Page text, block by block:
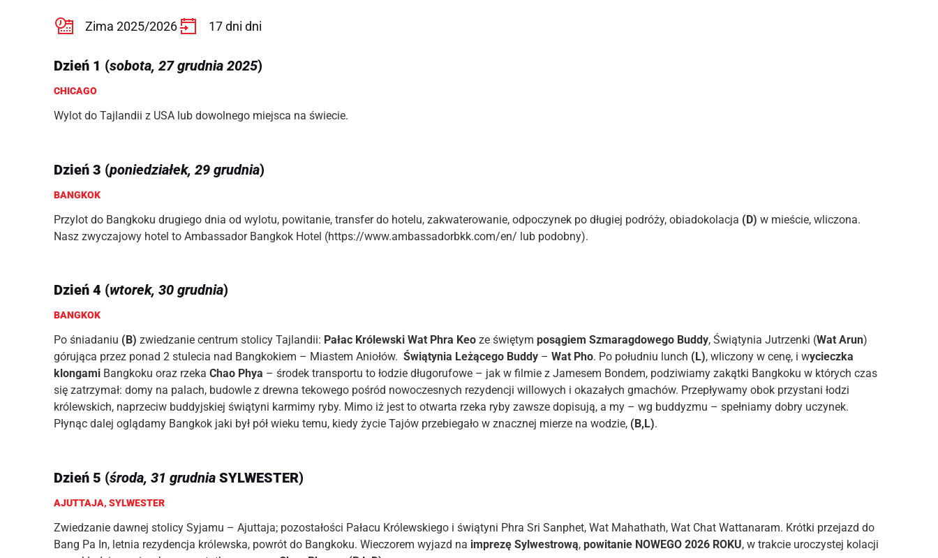
Zima 2025/2026 17 dni dni
Dzień 1 (sobota, 27 grudnia 2025)
CHICAGO
Wylot do Tajlandii z USA lub dowolnego miejsca na świecie.
Dzień 3 (poniedziałek, 29 grudnia)
BANGKOK
Przylot do Bangkoku drugiego dnia od wylotu, powitanie, transfer do hotelu, zakwaterowanie, odpoczynek po długiej podróży, obiadokolacja (D) w mieście, wliczona.
Nasz zwyczajowy hotel to Ambassador Bangkok Hotel (https://www.ambassadorbkk.com/en/ lub podobny).
Dzień 4 (wtorek, 30 grudnia)
BANGKOK
Po śniadaniu (B) zwiedzanie centrum stolicy Tajlandii: Pałac Królewski Wat Phra Keo ze świętymposągiem Szmaragdowego Buddy, Świątynia Jutrzenki (Wat Arun)
górująca przez ponad 2 stulecia nad Bangkokiem – Miastem Aniołów.Świątynia Leżącego Buddy – Wat Pho. Po południu lunch (L), wliczony w cenę, i wycieczka
klongami Bangkoku oraz rzekaChao Phya – środek transportu to łodzie długorufowe – jak w filmie z Jamesem Bondem, podziwiamy zakątki Bangkoku w których czas
się zatrzymał: domy na palach, budowle z drewna tekowego pośród nowoczesnych rezydencji willowych i okazałych gmachów. Przepływamy obok przystani łodzi
królewskich, naprzeciw buddyjskiej świątyni karmimy ryby. Mimo iż jest to otwarta rzeka ryby zawsze dopisują, a my – wg buddyzmu – spełniamy dobry uczynek.
Płynąc dalej oglądamy Bangkok jaki był pół wieku temu, kiedy życie Tajów przebiegało w znacznej mierze na wodzie, (B,L).
Dzień 5 (środa, 31 grudniaSYLWESTER)
AJUTTAJA, SYLWESTER
Zwiedzanie dawnej stolicy Syjamu – Ajuttaja; pozostałości Pałacu Królewskiego i świątyni Phra Sri Sanphet, Wat Mahathath, Wat Chat Wattanaram. Krótki przejazd do
Bang Pa In, letnia rezydencja królewska, powrót do Bangkoku. Wieczorem wyjazd na imprezę Sylwestrową, powitanie NOWEGO 2026 ROKU, w trakcie uroczystej kolacji